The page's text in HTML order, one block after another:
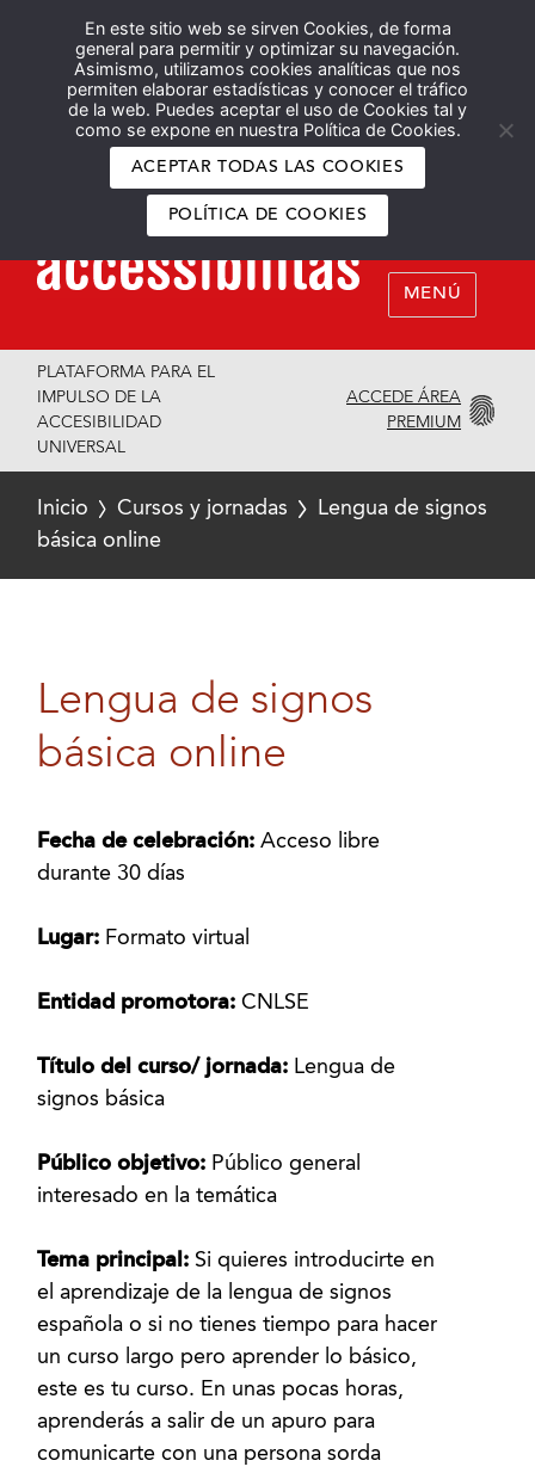
En este sitio web se sirven Cookies, de forma
general para permitir y optimizar su navegación.
Asimismo, utilizamos cookies analíticas que nos
permiten elaborar estadísticas y conocer el tráfico
de la web. Puedes aceptar el uso de Cookies tal y
como se expone en nuestra Política de Cookies.
ACEPTAR TODAS LAS COOKIES
POLÍTICA DE COOKIES
Español English
MENÚ
PLATAFORMA PARA EL
IMPULSO DE LA
ACCESIBILIDAD
UNIVERSAL
ACCEDE ÁREA
PREMIUM
Inicio Cursos y jornadas
Lengua de signos
básica online
Lengua de signos
básica online
Fecha de celebración:Acceso libre
durante 30 días
Lugar: Formato virtual
Entidad promotora:CNLSE
Título del curso/ jornada: Lengua de
signos básica
Público objetivo: Público general
interesado en la temática
Tema principal: Si quieres introducirte en
el aprendizaje de la lengua de signos
española o si no tienes tiempo para hacer
un curso largo pero aprender lo básico,
este es tu curso. En unas pocas horas,
aprenderás a salir de un apuro para
comunicarte con una persona sorda